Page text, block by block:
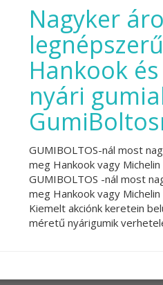
Nagyker
Hankook
nyári
GUMIBOLTOS-nál most
meg Hankook vagy
GUMIBOLTOS -nál most
meg Hankook vagy
Kiemelt akciónk keretein
méretű nyárigumik